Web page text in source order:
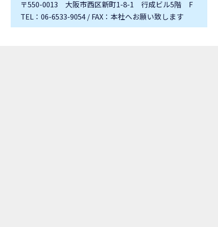
〒550-0013 大阪市西区新町1-8-1 行成ビル5階 F
TEL：06-6533-9054 / FAX：本社へお願い致します